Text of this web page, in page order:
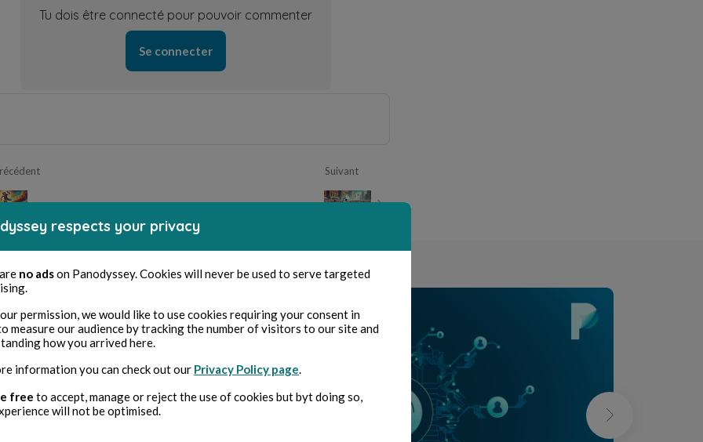
Tu dois être connecté pour pouvoir commenter
Se connecter
Jour 47
Suivant
Jour 49
respects your privacy
no adson Panodyssey. Cookies will never be used to serve targeted
permission, we would like to use cookies requiring your consent in
measure our audience by tracking the number of visitors to our site and
how you arrived here.
information you can check out our Privacy Policy page.
free to accept, manage or reject the use of cookies but byt doing so,
will not be optimised.